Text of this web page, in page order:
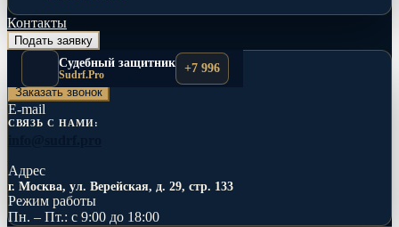
Контакты
Подать заявку
Судебный защитник
Sudrf.Pro +7 996
Телефоны
+7 996 517-71-23
Заказать звонок
E-mail
СВЯЗЬ С НАМИ:
Адрес
г. Москва, ул. Верейская, д. 29, стр. 133
Режим работы
Пн. – Пт.: с 9:00 до 18:00